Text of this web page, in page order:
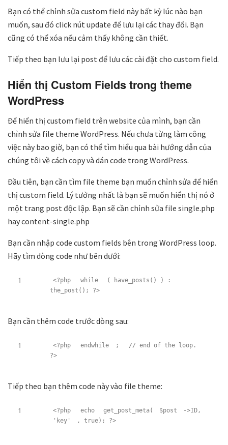
Bạn có thể chỉnh sửa custom field này bất kỳ lúc nào bạn
muốn, sau đó click nút update để lưu lại các thay đổi. Bạn
cũng có thể xóa nếu cảm thấy không cần thiết.
Tiếp theo bạn lưu lại post để lưu các cài đặt cho custom field.
Hiển thị Custom Fields trong theme
WordPress
Để hiển thị custom field trên website của mình, bạn cần
chỉnh sửa file theme WordPress. Nếu chưa từng làm công
việc này bao giờ, bạn có thể tìm hiểu qua bài hướng dẫn của
chúng tôi về cách copy và dán code trong WordPress.
Đầu tiên, bạn cần tìm file theme bạn muốn chỉnh sửa để hiển
thị custom field. Lý tưởng nhất là bạn sẽ muốn hiển thị nó ở
một trang post độc lập. Bạn sẽ cần chỉnh sửa file single.php
hay content-single.php
Bạn cần nhập code custom fields bên trong WordPress loop.
Hãy tìm dòng code như bên dưới:
1 <?php while
( have_posts() ) :
the_post(); ?>
Bạn cần thêm code trước dòng sau:
1 <?php endwhile ;
// end of the loop.
?>
Tiếp theo bạn thêm code này vào file theme:
1 <?php echo get_post_meta( $post
->ID,
'key'
, true); ?>